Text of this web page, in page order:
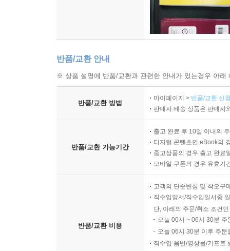
반품/교환 안내
※ 상품 설명에 반품/교환과 관련한 안내가 있는경우 아
반품/교환 방법
마이페이지 > 반품/교환 신
판매자 배송 상품은 판매자
반품/교환 가능기간
출고 완료 후 10일 이내의
디지털 콘텐츠인 eBook의
중고상품의 경우 출고 완료
모바일 쿠폰의 경우 유효기
반품/교환 비용
고객의 단순변심 및 착오구
직수입양서/직수입일서중
단, 아래의 주문/취소 조건
오늘 00시 ~ 06시 30분
오늘 06시 30분 이후 주
직수입 음반/영상물/기프트